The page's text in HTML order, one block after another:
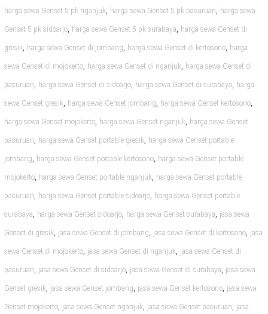
harga sewa Genset 5 pk nganjuk, harga sewa Genset 5 pk pasuruan, harga sewa
Genset 5 pk sidoarjo, harga sewa Genset 5 pk surabaya, harga sewa Genset di
gresik, harga sewa Genset di jombang, harga sewa Genset di kertosono, harga
sewa Genset di mojokerto, harga sewa Genset di nganjuk, harga sewa Genset di
pasuruan, harga sewa Genset di sidoarjo, harga sewa Genset di surabaya, harga
sewa Genset gresik, harga sewa Genset jombang, harga sewa Genset kertosono,
harga sewa Genset mojokerto, harga sewa Genset nganjuk, harga sewa Genset
pasuruan, harga sewa Genset portable gresik, harga sewa Genset portable
jombang, harga sewa Genset portable kertosono, harga sewa Genset portable
mojokerto, harga sewa Genset portable nganjuk, harga sewa Genset portable
pasuruan, harga sewa Genset portable sidoarjo, harga sewa Genset portable
surabaya, harga sewa Genset sidoarjo, harga sewa Genset surabaya, jasa sewa
Genset di gresik, jasa sewa Genset di jombang, jasa sewa Genset di kertosono, jasa
sewa Genset di mojokerto, jasa sewa Genset di nganjuk, jasa sewa Genset di
pasuruan, jasa sewa Genset di sidoarjo, jasa sewa Genset di surabaya, jasa sewa
Genset gresik, jasa sewa Genset jombang, jasa sewa Genset kertosono, jasa sewa
Genset mojokerto, jasa sewa Genset nganjuk, jasa sewa Genset pasuruan, jasa